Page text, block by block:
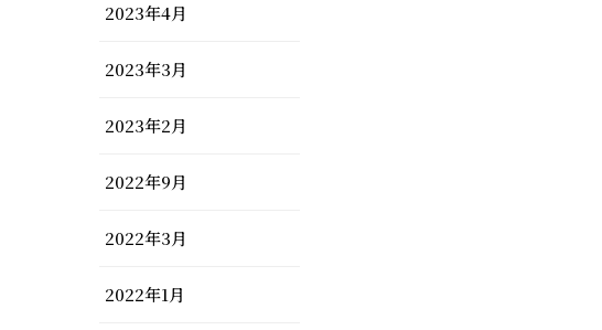
2023年4月
2023年3月
2023年2月
2022年9月
2022年3月
2022年1月